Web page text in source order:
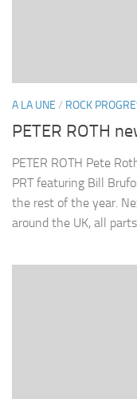
A LA UNE / ROCK
PETER ROTH
PETER ROTH Pete
PRT featuring Bill
the rest of the year.
around the UK, all